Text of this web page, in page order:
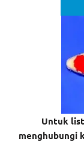
Untuk
menghubungi